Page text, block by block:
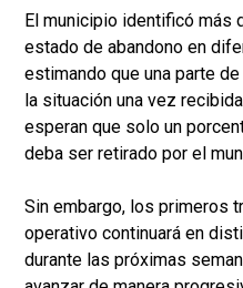
El municipio identificó más
estado de abandono en
estimando que una parte
la situación una vez
esperan que solo un
deba ser retirado por el
Sin embargo, los primeros
operativo continuará en
durante las próximas